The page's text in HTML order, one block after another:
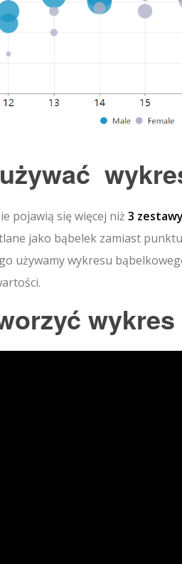
pojawią się więcej niż 3
jako bąbelek zamiast
używamy wykresu